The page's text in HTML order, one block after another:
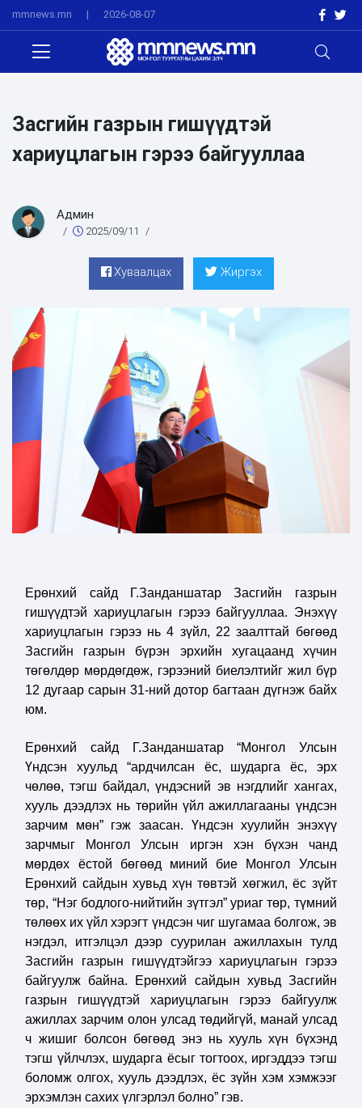
mmnews.mn | 2026-08-07
Засгийн газрын гишүүдтэй
хариуцлагын гэрээ байгууллаа
Админ
/ 2025/09/11 /
Хуваалцах Жиргэх
Ерөнхий сайд Г.Занданшатар Засгийн газрын
гишүүдтэй хариуцлагын гэрээ байгууллаа. Энэхүү
хариуцлагын гэрээ нь 4 зүйл, 22 заалттай бөгөөд
Засгийн газрын бүрэн эрхийн хугацаанд хүчин
төгөлдөр мөрдөгдөж, гэрээний биелэлтийг жил бүр
12 дугаар сарын 31-ний дотор багтаан дүгнэж байх
юм.
Ерөнхий сайд Г.Занданшатар “Монгол Улсын
Үндсэн хуульд “ардчилсан ёс, шударга ёс, эрх
чөлөө, тэгш байдал, үндэсний эв нэгдлийг хангах,
хууль дээдлэх нь төрийн үйл ажиллагааны үндсэн
зарчим мөн” гэж заасан. Үндсэн хуулийн энэхүү
зарчмыг Монгол Улсын иргэн хэн бүхэн чанд
мөрдөх ёстой бөгөөд миний бие Монгол Улсын
Ерөнхий сайдын хувьд хүн төвтэй хөгжил, ёс зүйт
төр, “Нэг бодлого-нийтийн зүтгэл” уриаг төр, түмний
төлөөх их үйл хэрэгт үндсэн чиг шугамаа болгож, эв
нэгдэл, итгэлцэл дээр суурилан ажиллахын тулд
Засгийн газрын гишүүдтэйгээ хариуцлагын гэрээ
байгуулж байна. Ерөнхий сайдын хувьд Засгийн
газрын гишүүдтэй хариуцлагын гэрээ байгуулж
ажиллах зарчим олон улсад төдийгүй, манай улсад
ч жишиг болсон бөгөөд энэ нь хууль хүн бүхэнд
тэгш үйлчлэх, шударга ёсыг тогтоох, иргэддээ тэгш
боломж олгох, хууль дээдлэх, ёс зүйн хэм хэмжээг
эрхэмлэн сахих үлгэрлэл болно” гэв.